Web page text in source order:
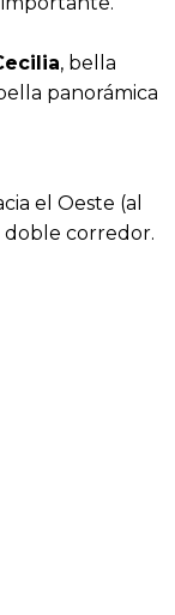
, bella
panorámica
el Oeste (al
corredor.